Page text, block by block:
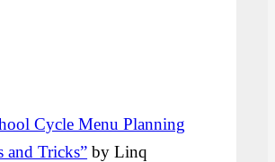
Cycle Menu Planning
and Tricks” by Linq